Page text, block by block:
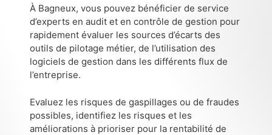
À Bagneux, vous pouvez bénéficier de service
d’experts en audit et en contrôle de gestion pour
rapidement évaluer les sources d’écarts des
outils de pilotage métier, de l’utilisation des
logiciels de gestion dans les différents flux de
l’entreprise.
Evaluez les risques de gaspillages ou de fraudes
possibles, identifiez les risques et les
améliorations à prioriser pour la rentabilité de